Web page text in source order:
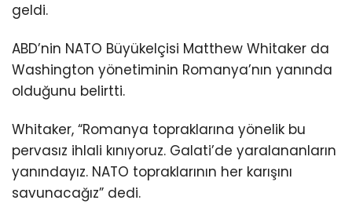
geldi.
ABD’nin NATO Büyükelçisi Matthew Whitaker da
Washington yönetiminin Romanya’nın yanında
olduğunu belirtti.
Whitaker, “Romanya topraklarına yönelik bu
pervasız ihlali kınıyoruz. Galati’de yaralananların
yanındayız. NATO topraklarının her karışını
savunacağız” dedi.